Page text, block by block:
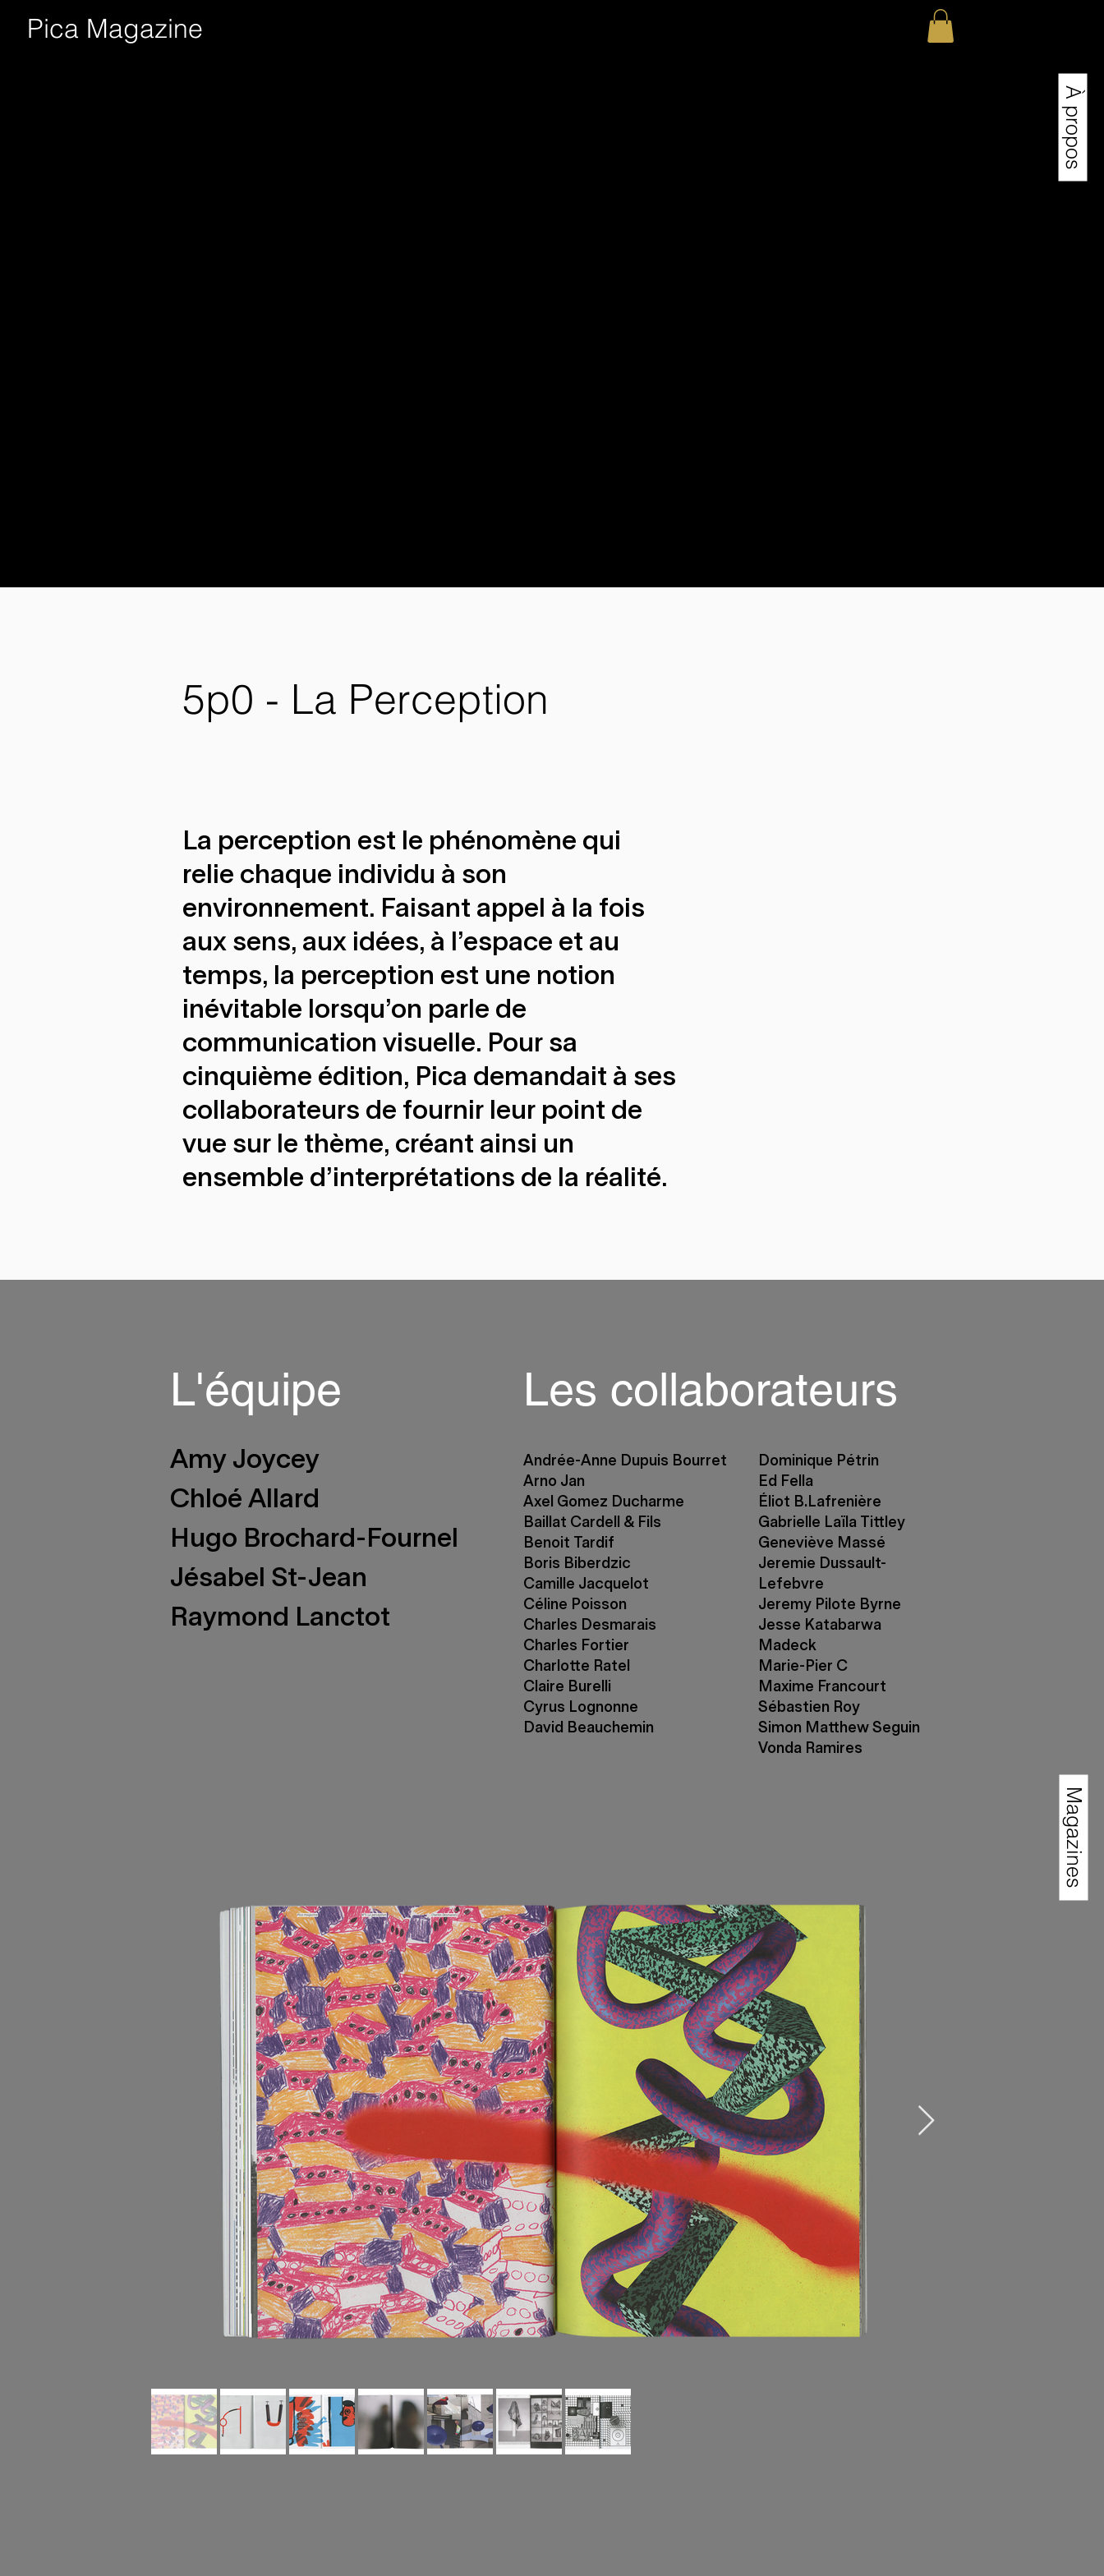
Pica Magazine
À propos
Magazines
5p0 - La Perception
La perception est le phénomène qui
relie chaque individu à son
environnement. Faisant appel à la fois
aux sens, aux idées, à l'espace et au
temps, la perception est une notion
inévitable lorsqu'on parle de
communication visuelle. Pour sa
cinquième édition, Pica demandait à ses
collaborateurs de fournir leur point de
vue sur le thème, créant ainsi un
ensemble d'interprétations de la réalité.
L'équipe
Amy Joycey
Chloé Allard
Hugo Brochard-Fournel
Jésabel St-Jean
Raymond Lanctot
Les collaborateurs
Andrée-Anne Dupuis Bourret
Arno Jan
Axel Gomez Ducharme
Baillat Cardell & Fils
Benoit Tardif
Boris Biberdzic
Camille Jacquelot
Céline Poisson
Charles Desmarais
Charles Fortier
Charlotte Ratel
Claire Burelli
Cyrus Lognonne
David Beauchemin
Dominique Pétrin
Ed Fella
Éliot B.Lafrenière
Gabrielle Laïla Tittley
Geneviève Massé
Jeremie Dussault-
Lefebvre
Jeremy Pilote Byrne
Jesse Katabarwa
Madeck
Marie-Pier C
Maxime Francourt
Sébastien Roy
Simon Matthew Seguin
Vonda Ramires